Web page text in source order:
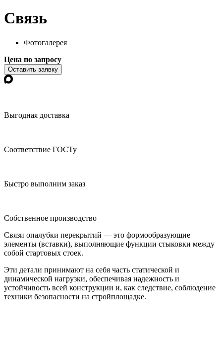
Связь
Фотогалерея
Цена по запросу
Оставить заявку
Выгодная доставка
Соответствие ГОСТу
Быстро выполним заказ
Собственное производство
Связи опалубки перекрытий — это формообразующие
элементы (вставки), выполняющие функции стыковки между
собой стартовых стоек.
Эти детали принимают на себя часть статической и
динамической нагрузки, обеспечивая надежность и
устойчивость всей конструкции и, как следствие, соблюдение
техники безопасности на стройплощадке.